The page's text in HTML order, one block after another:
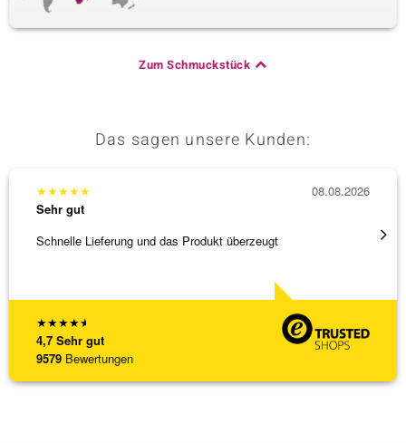
Zum Schmuckstück
Das sagen unsere Kunden:
★★★★★
4,7 Sehr gut
9579 Bewertungen
★★★★★
Sehr gut
Schnelle Lieferung und das Produkt überzeugt
08.08.2026